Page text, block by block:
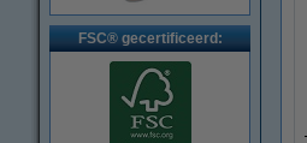
FSC® gecertificeerd: